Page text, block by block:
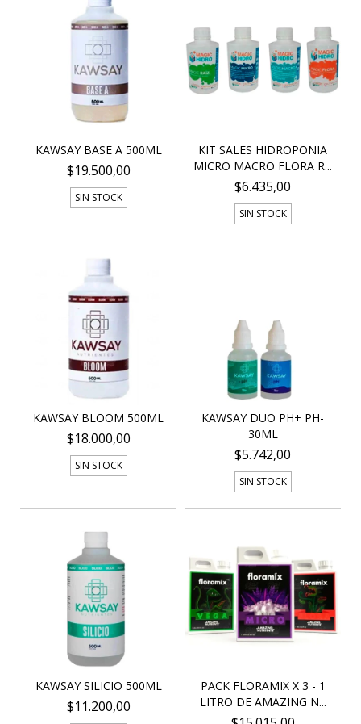
KAWSAY BASE A 500ML
$19.500,00
SIN STOCK
KIT SALES HIDROPONIA
MICRO MACRO FLORA R...
$6.435,00
SIN STOCK
KAWSAY BLOOM 500ML
$18.000,00
SIN STOCK
KAWSAY DUO PH+ PH-
30ML
$5.742,00
SIN STOCK
KAWSAY SILICIO 500ML
$11.200,00
PACK FLORAMIX X 3 - 1
LITRO DE AMAZING N...